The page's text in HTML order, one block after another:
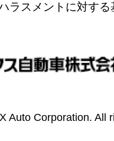
ラスメントに対する
Auto Corporation. All